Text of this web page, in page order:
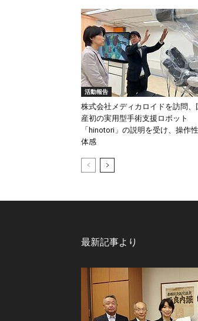
活動報告
株式会社メディカロイドを訪問、
産初の実用型手術支援ロボット
「hinotori」の説明を受け、操作
体感
最新記事より